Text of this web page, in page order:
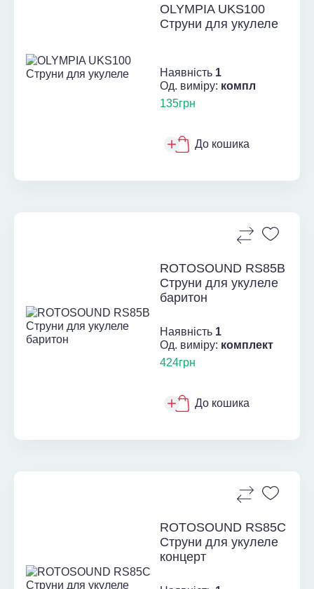
OLYMPIA UKS100
Струни для укулеле
Наявність 1
Од. виміру: компл
135грн
До кошика
ROTOSOUND RS85B
Струни для укулеле
баритон
Наявність 1
Од. виміру: комплект
424грн
До кошика
ROTOSOUND RS85C
Струни для укулеле
концерт